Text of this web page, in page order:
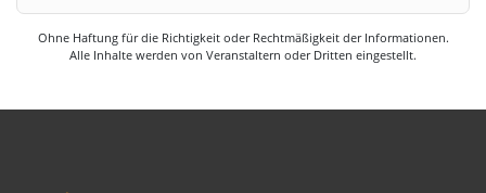
Ohne Haftung für die Richtigkeit oder Rechtmäßigkeit der Informationen.
Alle Inhalte werden von Veranstaltern oder Dritten eingestellt.